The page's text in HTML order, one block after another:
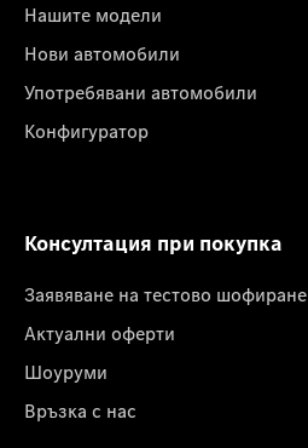
Нашите модели
Нови автомобили
Употребявани автомобили
Конфигуратор
Консултация при покупка
Заявяване на тестово шофиране
Актуални оферти
Шоуруми
Връзка с нас